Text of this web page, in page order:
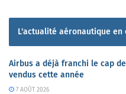
L'actualité aéronautique en
Airbus a déjà franchi le cap
vendus cette année
7 AOÛT 2026